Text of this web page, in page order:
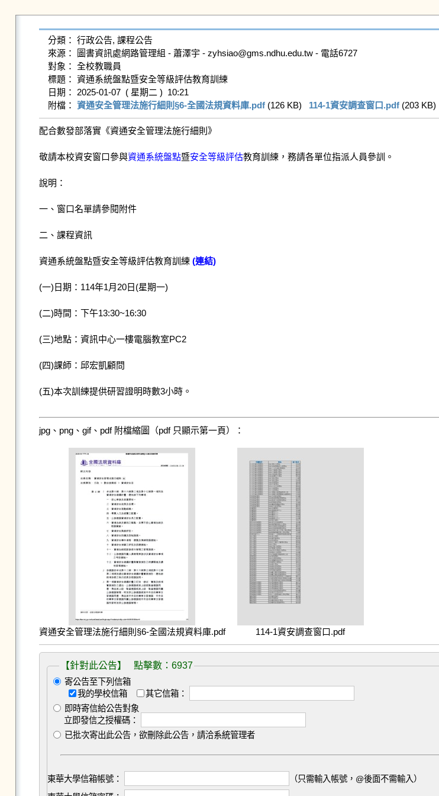
分類： 行政公告, 課程公告
來源： 圖書資訊處網路管理組 - 蕭澤宇 - zyhsiao@gms.ndhu.edu.tw - 電話6727
對象： 全校教職員
標題： 資通系統盤點暨安全等級評估教育訓練
日期： 2025-01-07  ( 星期二 )  10:21
附檔： 資通安全管理法施行細則§6-全國法規資料庫.pdf (126 KB) 114-1資安調查窗口.pdf (203 KB)
配合數發部落實《資通安全管理法施行細則》
敬請本校資安窗口參與資通系統盤點暨安全等級評估教育訓練，務請各單位指派人員參訓。
說明：
一、窗口名單請參閱附件
二、課程資訊
資通系統盤點暨安全等級評估教育訓練(連結)
(一)日期：114年1月20日(星期一)
(二)時間：下午13:30~16:30
(三)地點：資訊中心一樓電腦教室PC2
(四)課師：邱宏凱顧問
(五)本次訓練提供研習證明時數3小時。
jpg、png、gif、pdf 附檔縮圖（pdf 只顯示第一頁）：
資通安全管理法施行細則§6-全國法規資料庫.pdf 114-1資安調查窗口.pdf
【針對此公告】 點擊數：6937
寄公告至下列信箱
我的學校信箱
其它信箱：
即時寄信給公告對象
立即發信之授權碼：
已批次寄出此公告，欲刪除此公告，請洽系統管理者
東華大學信箱帳號：
（只需輸入帳號，@後面不需輸入）